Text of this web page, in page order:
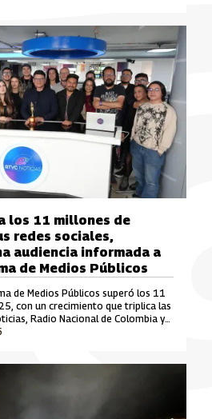
los 11 millones de
redes sociales,
audiencia informada a
de Medios Públicos
de Medios Públicos superó los 11
con un crecimiento que triplica las
Radio Nacional de Colombia y
que lideran este crecimiento.